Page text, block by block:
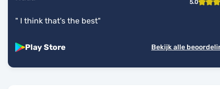
5.0
" I think that's the best"
Play Store Bekijk alle